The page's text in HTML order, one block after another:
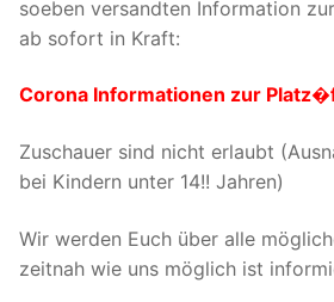
soeben versandten Information
ab sofort in Kraft:
Corona Informationen zur
Zuschauer sind nicht erlaubt
bei Kindern unter 14!! Jahren)
Wir werden Euch über alle
zeitnah wie uns möglich ist